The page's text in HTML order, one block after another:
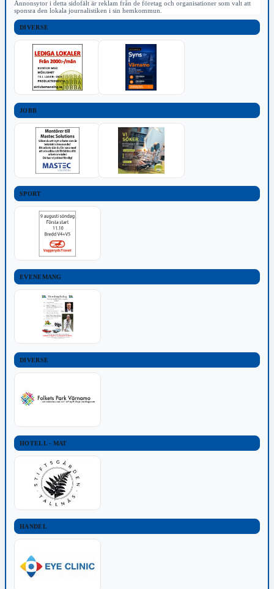
Annonsytor i detta sidofält är reklam från de företag och organisationer som valt att
sponsra den lokala journalistiken i sin hemkommun.
DIVERSE
JOBB
SPORT
EVENEMANG
DIVERSE
HOTELL - MAT
HANDEL